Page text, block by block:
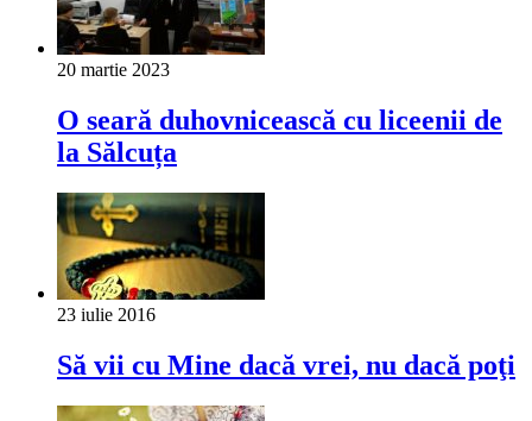
20 martie 2023
O seară duhovnicească cu liceenii de
la Sălcuța
23 iulie 2016
Să vii cu Mine dacă vrei, nu dacă poţi